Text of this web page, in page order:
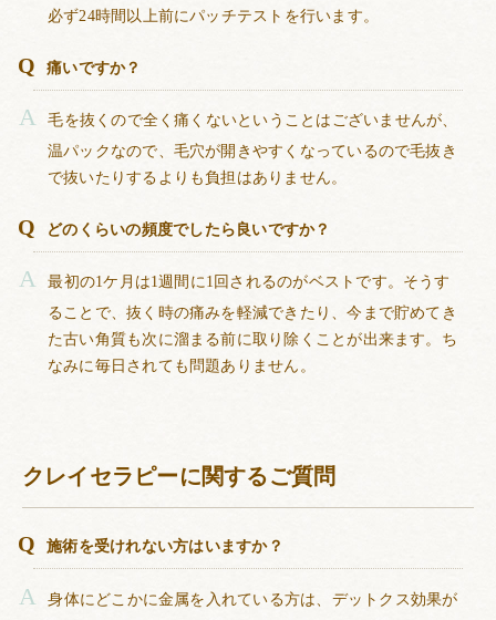
必ず24時間以上前にパッチテストを行います。
痛いですか？
毛を抜くので全く痛くないということはございませんが、
温パックなので、毛穴が開きやすくなっているので毛抜き
で抜いたりするよりも負担はありません。
どのくらいの頻度でしたら良いですか？
最初の1ケ月は1週間に1回されるのがベストです。そうす
ることで、抜く時の痛みを軽減できたり、今まで貯めてき
た古い角質も次に溜まる前に取り除くことが出来ます。ち
なみに毎日されても問題ありません。
クレイセラピーに関するご質問
施術を受けれない方はいますか？
身体にどこかに金属を入れている方は、デットクス効果が